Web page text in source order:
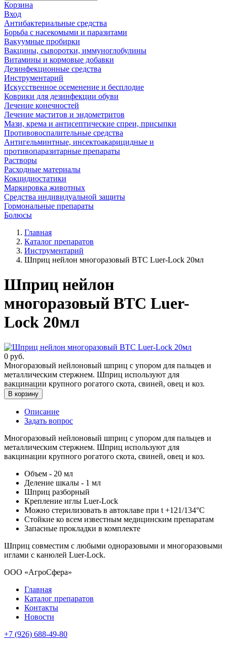
Корзина
Вход
Антибактериальные средства
Борьба с насекомыми и паразитами
Вакуумные пробирки
Вакцины, сыворотки, иммуноглобулины
Витамины и кормовые добавки
Дезинфекционные средства
Инструментарий
Искусственное осеменение и бесплодие
Коврики для дезинфекции обуви
Лечение конечностей
Лечение маститов и эндометритов
Мази, крема и антисептические спреи, присыпки
Противовоспалительные средства
Антигельминтные, инсектоакарицидные и
противопаразитарные препараты
Растворы
Расходные материалы
Кокцидиостатики
Маркировка животных
Средства индивидуальной защиты
Гормональные препараты
Болюсы
Главная
Каталог препаратов
Инструментарий
Шприц нейлон многоразовый ВТС Luer-Lock 20мл
Шприц нейлон
многоразовый ВТС Luer-
Lock 20мл
0 руб.
Многоразовый нейлоновый шприц с упором для пальцев и
металлическим стержнем. Шприц используют для
вакцинации крупного рогатого скота, свиней, овец и коз.
В корзину
Описание
Задать вопрос
Многоразовый нейлоновый шприц с упором для пальцев и
металлическим стержнем. Шприц используют для
вакцинации крупного рогатого скота, свиней, овец и коз.
Объем - 20 мл
Деление шкалы - 1 мл
Шприц разборный
Крепление иглы Luer-Lock
Можно стерилизовать в автоклаве при t +121/134°С
Стойкие ко всем известным медицинским препаратам
Запасные прокладки в комплекте
Шприц совместим с любыми одноразовыми и многоразовыми
иглами с канюлей Luer-Lock.
ООО «АгроСфера»
Главная
Каталог препаратов
Контакты
Новости
+7 (926) 688-49-80